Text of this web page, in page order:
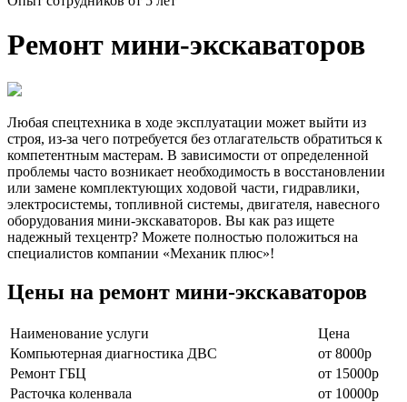
Ремонт мини-экскаваторов
Любая спецтехника в ходе эксплуатации может выйти из
строя, из-за чего потребуется без отлагательств обратиться к
компетентным мастерам. В зависимости от определенной
проблемы часто возникает необходимость в восстановлении
или замене комплектующих ходовой части, гидравлики,
электросистемы, топливной системы, двигателя, навесного
оборудования мини-экскаваторов. Вы как раз ищете
надежный техцентр? Можете полностью положиться на
специалистов компании «Механик плюс»!
Цены на ремонт мини-экскаваторов
Наименование уcлуги
Цена
Компьютерная диагностика ДВС
от 8000р
Ремонт ГБЦ
от 15000р
Расточка коленвала
от 10000р